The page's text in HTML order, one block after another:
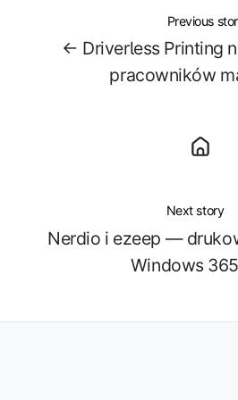
Previous
← Driverless Printing
pracowników
Next story
Nerdio i ezeep —
Windows